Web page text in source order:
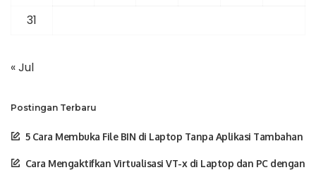
31
« Jul
Postingan Terbaru
5 Cara Membuka File BIN di Laptop Tanpa Aplikasi Tambahan
Cara Mengaktifkan Virtualisasi VT-x di Laptop dan PC dengan